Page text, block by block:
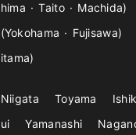
hima
Taito Machida
Yokohama
Fujisawa
itama
Niigata Toyama
ui
Yamanashi